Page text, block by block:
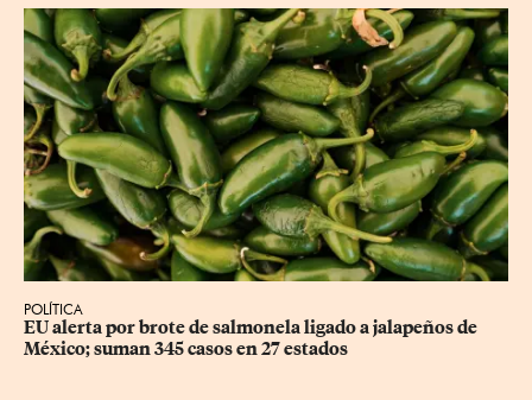
POLÍTICA
EU alerta por brote de salmonela ligado a jalapeños de
México; suman 345 casos en 27 estados